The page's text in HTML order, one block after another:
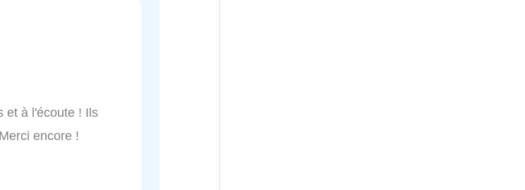
et à l'écoute ! Ils
encore !